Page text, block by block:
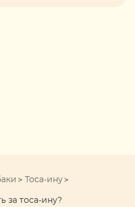
Тоса-ину
за тоса-ину?